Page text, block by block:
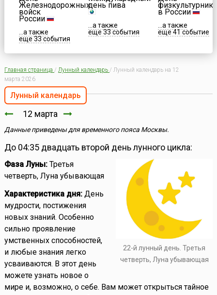
Железнодорожных
войск
России
...а также
еще 33 события
день пива
...а также
еще 33 события
физкультурника
в России
...а также
еще 41 событие
Главная страница / Лунный календарь / Лунный календарь на 12
марта 2026
Лунный календарь
12 марта
Данные приведены для временного пояса Москвы.
До 04:35 двадцать второй день лунного цикла:
22-й лунный день. Третья
четверть, Луна убывающая
Фаза Луны:Третья
четверть, Луна убывающая
Характеристика дня:День
мудрости, постижения
новых знаний. Особенно
сильно проявление
умственных способностей,
и любые знания легко
усваиваются. В этот день
можете узнать новое о
мире и, возможно, о себе. Вам может открыться тайное